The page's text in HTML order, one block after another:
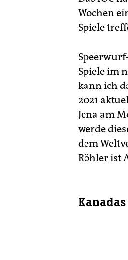
Wochen
Spiele
Spiele im
kann ich
2021
Jena am
werde
dem
Röhler ist